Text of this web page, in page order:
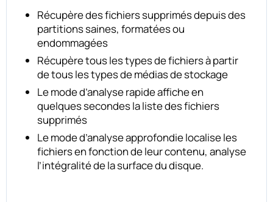
Récupère des fichiers supprimés depuis des
partitions saines, formatées ou
endommagées
Récupère tous les types de fichiers à partir
de tous les types de médias de stockage
Le mode d’analyse rapide affiche en
quelques secondes la liste des fichiers
supprimés
Le mode d’analyse approfondie localise les
fichiers en fonction de leur contenu, analyse
l’intégralité de la surface du disque.